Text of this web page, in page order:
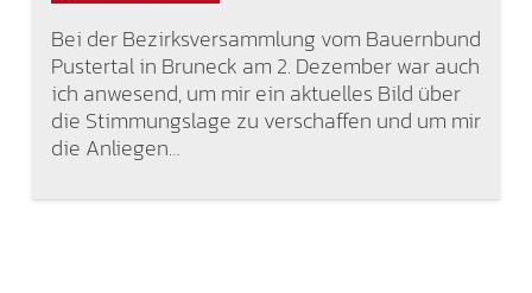
Bei der Bezirksversammlung vom Bauernbund
Pustertal in Bruneck am 2. Dezember war auch
ich anwesend, um mir ein aktuelles Bild über
die Stimmungslage zu verschaffen und um mir
die Anliegen…